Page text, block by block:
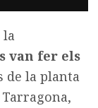
la
van fer els
de la planta